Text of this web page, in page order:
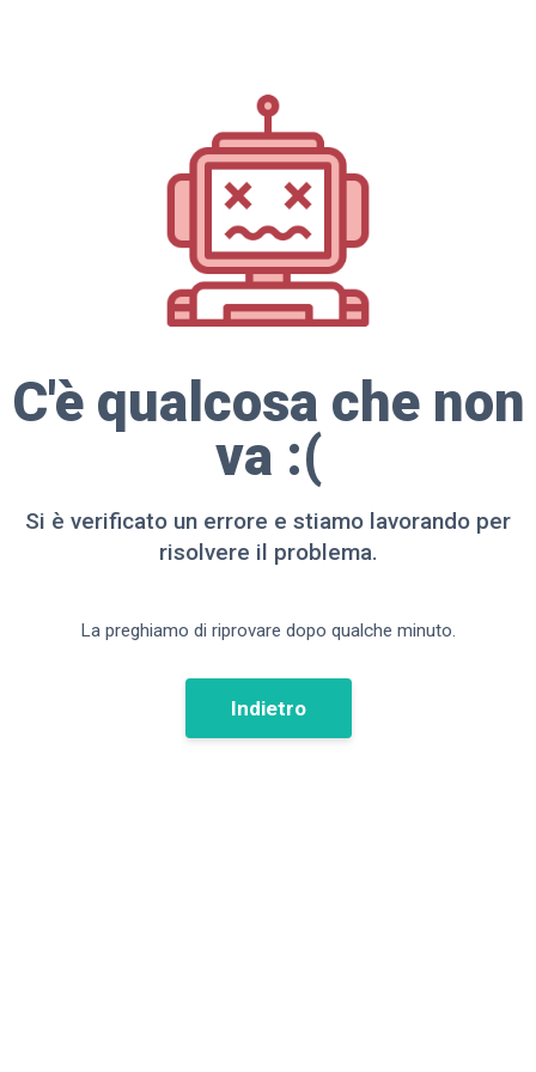
C'è qualcosa che non
va :(
Si è verificato un errore e stiamo lavorando per
risolvere il problema.
La preghiamo di riprovare dopo qualche minuto.
Indietro